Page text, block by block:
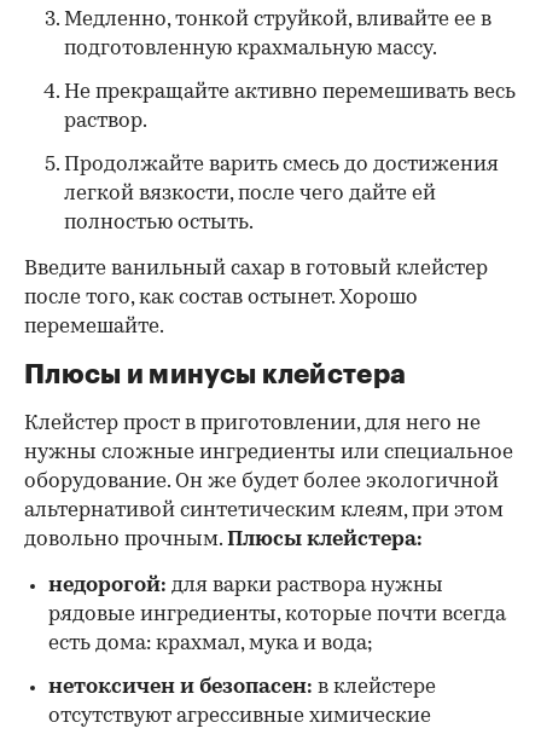
Медленно, тонкой струйкой, вливайте ее в
подготовленную крахмальную массу.
Не прекращайте активно перемешивать весь
раствор.
Продолжайте варить смесь до достижения
легкой вязкости, после чего дайте ей
полностью остыть.
Введите ванильный сахар в готовый клейстер
после того, как состав остынет. Хорошо
перемешайте.
Плюсы и минусы клейстера
Клейстер прост в приготовлении, для него не
нужны сложные ингредиенты или специальное
оборудование. Он же будет более экологичной
альтернативой синтетическим клеям, при этом
довольно прочным. Плюсы клейстера:
недорогой: для варки раствора нужны
рядовые ингредиенты, которые почти всегда
есть дома: крахмал, мука и вода;
нетоксичен и безопасен: в клейстере
отсутствуют агрессивные химические